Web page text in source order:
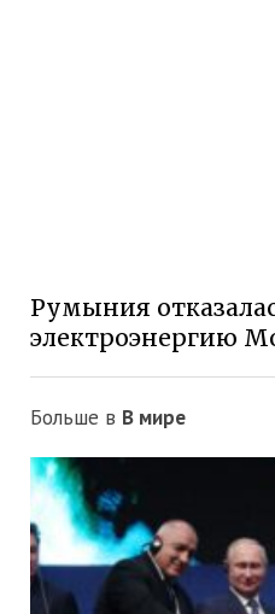
Румыния
электроэнергию
Больше в В мире